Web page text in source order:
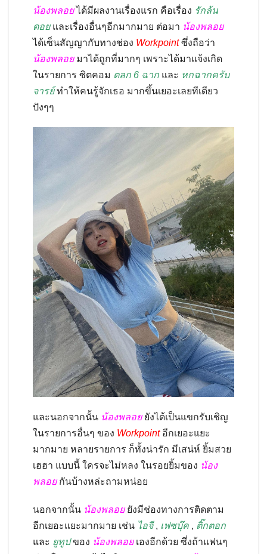
น้องพลอยได้มีผลงานเรื่องแรก คือเรื่อง รักล้น
ดอยและเรื่องอื่นๆอีกมากมาย ต่อมา น้องพลอย
ได้เซ็นสัญญากับทางช่อง Workpointซึ่งถือว่า
น้องพลอยมาได้ถูกที่มากๆ เพราะได้มาแจ้งเกิด
ในรายการ ซิตคอม ตลก 6 ฉาก และ หกฉากครับ
จารย์ทำให้คนรู้จักเธอ มากขึ้นเยอะเลยทีเดียว
ปังๆๆ
และนอกจากนั้น น้องพลอยยังได้เป็นแขกรับเชิญ
ในรายการอื่นๆ ของ Workpointอีกเยอะแยะ
มากมาย หลายรายการ ก็ทั้งน่ารัก มีเสน่ห์ ยิ้มสวย
เฮฮา แบบนี้ ใครจะไม่หลง ในรอยยิ้มของ น้อง
พลอยกันบ้างหล่ะถามหน่อย
นอกจากนั้น น้องพลอยยังมีช่องทางการติดตาม
อีกเยอะแยะมากมาย เช่น ไอจี, เฟซบุ๊ค , ติ๊กตอก
และ ยูทูปของ น้องพลอยเองอีกด้วย ซึ่งถ้าแฟนๆ